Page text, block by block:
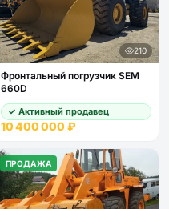
210
Фронтальный погрузчик SEM
660D
✓ Активный продавец
10 400 000 ₽
ПРОДАЖА